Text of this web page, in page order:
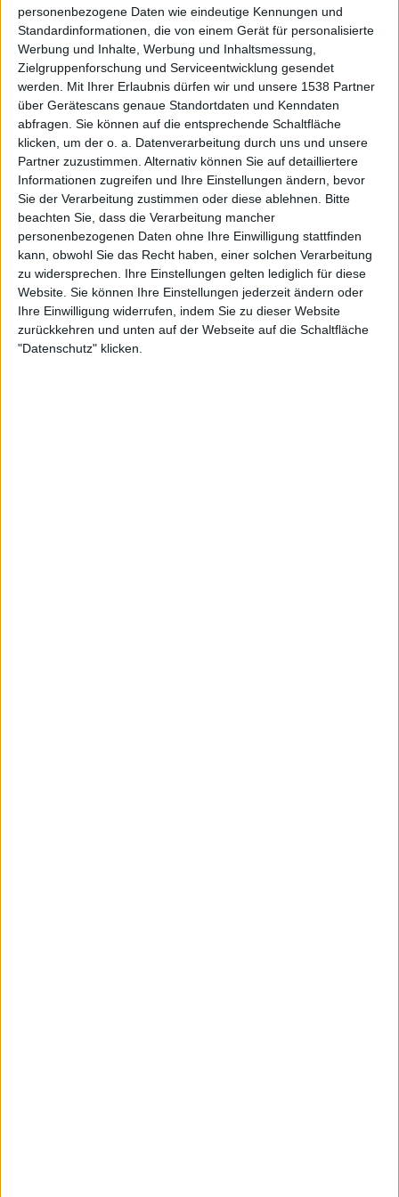
personenbezogene Daten wie eindeutige Kennungen und
Standardinformationen, die von einem Gerät für personalisierte
Werbung und Inhalte, Werbung und Inhaltsmessung,
Zielgruppenforschung und Serviceentwicklung gesendet
werden.
Mit Ihrer Erlaubnis dürfen wir und unsere 1538 Partner
über Gerätescans genaue Standortdaten und Kenndaten
abfragen. Sie können auf die entsprechende Schaltfläche
klicken, um der o. a. Datenverarbeitung durch uns und unsere
Partner zuzustimmen. Alternativ können Sie auf detailliertere
Informationen zugreifen und Ihre Einstellungen ändern, bevor
Sie der Verarbeitung zustimmen oder diese ablehnen.
Bitte
beachten Sie, dass die Verarbeitung mancher
personenbezogenen Daten ohne Ihre Einwilligung stattfinden
kann, obwohl Sie das Recht haben, einer solchen Verarbeitung
zu widersprechen. Ihre Einstellungen gelten lediglich für diese
Website. Sie können Ihre Einstellungen jederzeit ändern oder
Ihre Einwilligung widerrufen, indem Sie zu dieser Website
zurückkehren und unten auf der Webseite auf die Schaltfläche
"Datenschutz" klicken.
So bleibt „The Hunting Party“ ein Album, dass sicherlich
für den kommerziellen Erfolg geschrieben ist, LINKIN
PARK aber dennoch wieder einmal ehrlich zeigt.
Vorhersehbarkeit scheint den Amis schlicht nicht zu
liegen, und bei aller Eingängigkeit und dem Versuch,
große Rock-Hymnen hervorzubringen, hat das Album vor
allem eine große Stärke – es macht Spaß! Und darum geht
es bei Musik schließlich manchmal auch …
Zur Startseite